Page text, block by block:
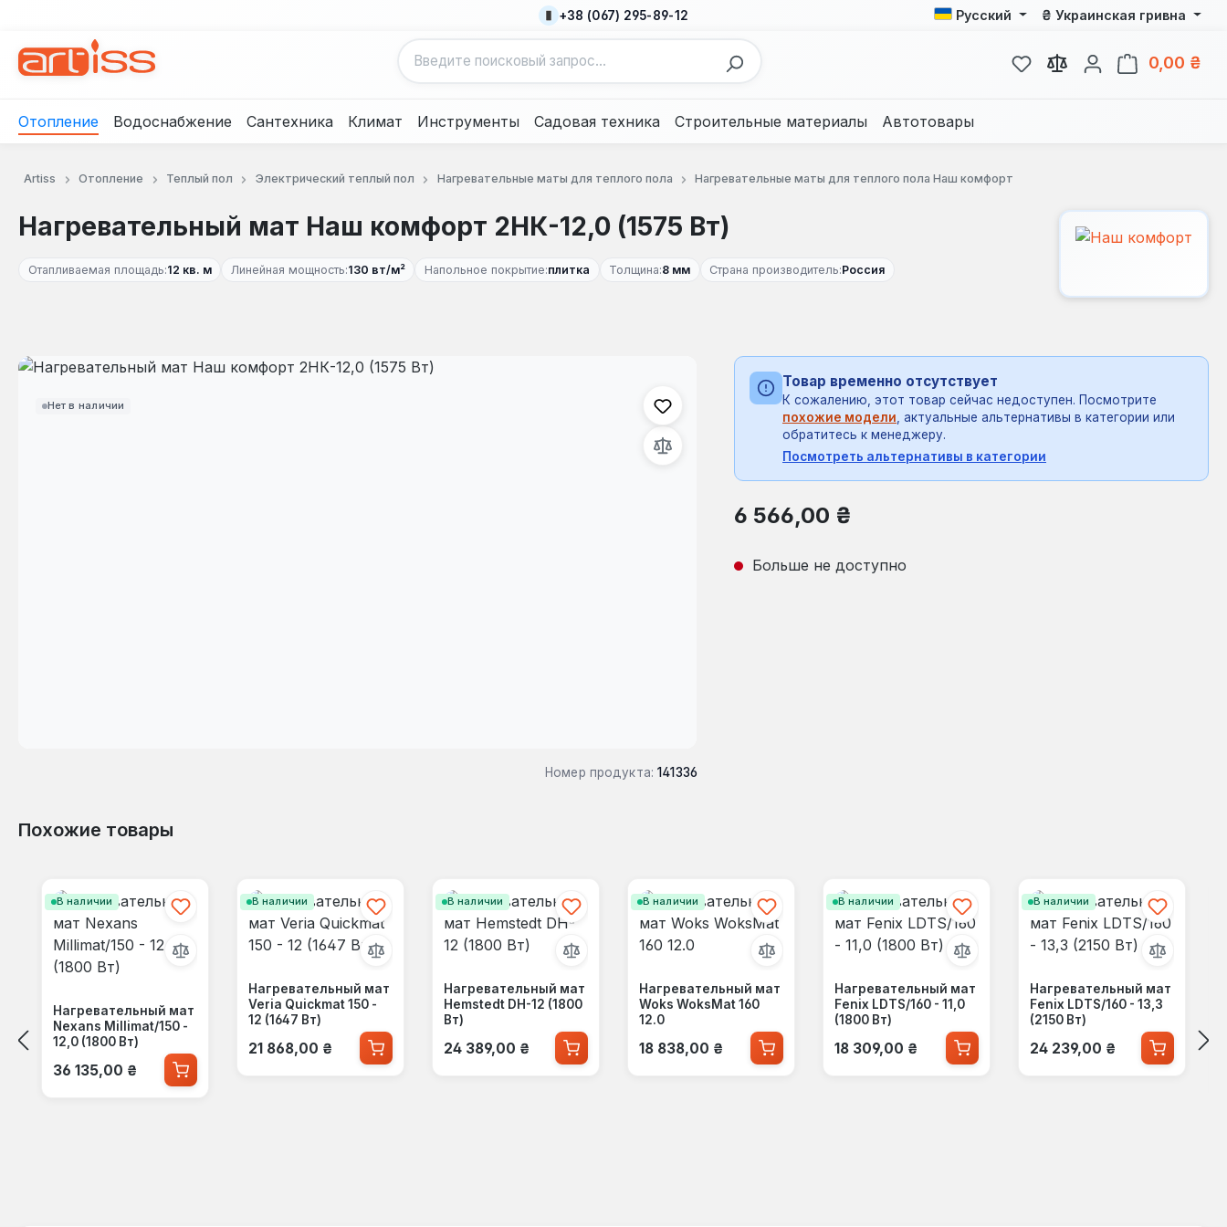
+38 (067) 295-89-12 Русский ₴ Украинская гривна
У вас есть товары из
0,00 ₴
Отопление Водоснабжение Сантехника Климат Инструменты Садовая техника Строительные материалы Автотовары
Artiss Отопление Теплый пол Электрический теплый пол Нагревательные маты для теплого пола Нагревательные маты для теплого пола Наш комфорт
Нагревательный мат Наш комфорт 2НК-12,0 (1575 Вт)
Отапливаемая площадь:12 кв. м Линейная мощность:130 вт/м² Напольное покрытие:плитка Толщина:8 мм Страна производитель:Россия
Нет в наличии
Пропустить галерею изображений
Номер продукта: 141336
Товар временно отсутствует
К сожалению, этот товар сейчас недоступен. Посмотрите
похожие модели , актуальные альтернативы в категории или
обратитесь к менеджеру.
Посмотреть альтернативы в категории
Обычная цена:
6 566,00 ₴
Больше не доступно
Похожие товары
В наличии
Нагревательный мат
Nexans Millimat/150 -
12,0 (1800 Вт)
Обычная цена:
36 135,00 ₴
В наличии
Нагревательный мат
Veria Quickmat 150 -
12 (1647 Вт)
Обычная цена:
21 868,00 ₴
В наличии
Нагревательный мат
Hemstedt DH-12 (1800
Вт)
Обычная цена:
24 389,00 ₴
В наличии
Нагревательный мат
Woks WoksMat 160
12.0
Обычная цена:
18 838,00 ₴
В наличии
Нагревательный мат
Fenix LDTS/160 - 11,0
(1800 Вт)
Обычная цена:
18 309,00 ₴
В наличии
Нагревательный мат
Fenix LDTS/160 - 13,3
(2150 Вт)
Обычная цена:
24 239,00 ₴